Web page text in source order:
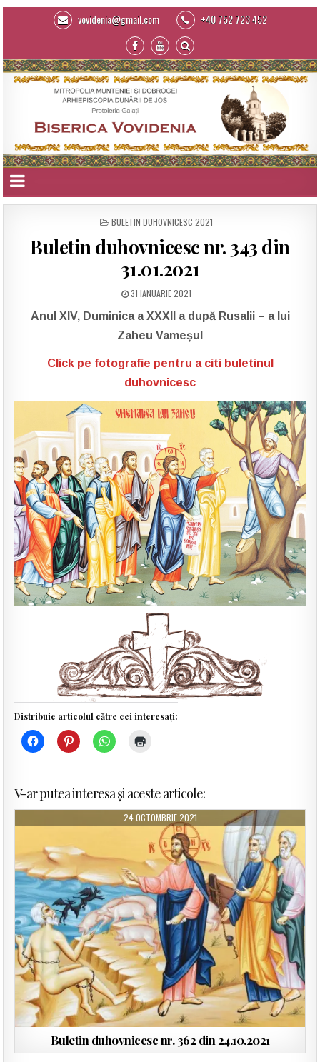
vovidenia@gmail.com +40 752 723 452
POSTED
BULETIN DUHOVNICESC 2021
Buletin duhovnicesc nr. 343 din
31.01.2021
31 IANUARIE 2021
Anul XIV, Duminica a XXXII a după Rusalii – a lui
Zaheu Vameșul
Click pe fotografie pentru a citi buletinul
duhovnicesc
Distribuie articolul către cei interesați:
V-ar putea interesa și aceste articole:
24 OCTOMBRIE 2021
Buletin duhovnicesc nr. 362 din 24.10.2021